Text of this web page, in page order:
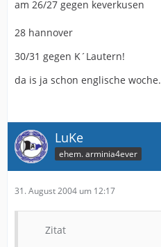
am 26/27 gegen keverkusen
28 hannover
30/31 gegen K´Lautern!
da is ja schon englische woche.
LuKe
ehem. arminia4ever
31. August 2004 um 12:17
Zitat